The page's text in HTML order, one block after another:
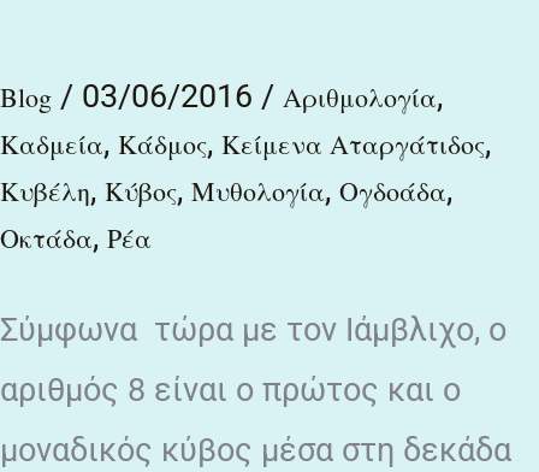
Blog / 03/06/2016 / Αριθμολογία,
Καδμεία, Κάδμος, Κείμενα Αταργάτιδος,
Κυβέλη, Κύβος, Μυθολογία, Ογδοάδα,
Οκτάδα, Ρέα
Σύμφωνα τώρα με τον Ιάμβλιχο, o
αριθμός 8 είναι ο πρώτος και ο
μoναδικός κύβος μέσα στη δεκάδα